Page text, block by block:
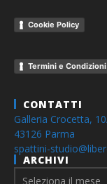
Cookie Policy
Termini e Condizioni
CONTATTI
Galleria Crocetta,
43126 Parma
spattini-
ARCHIVI